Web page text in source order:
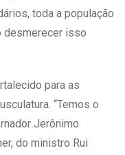
toda a população
desmerecer isso
para as
“Temos o
Jerônimo
do ministro Rui